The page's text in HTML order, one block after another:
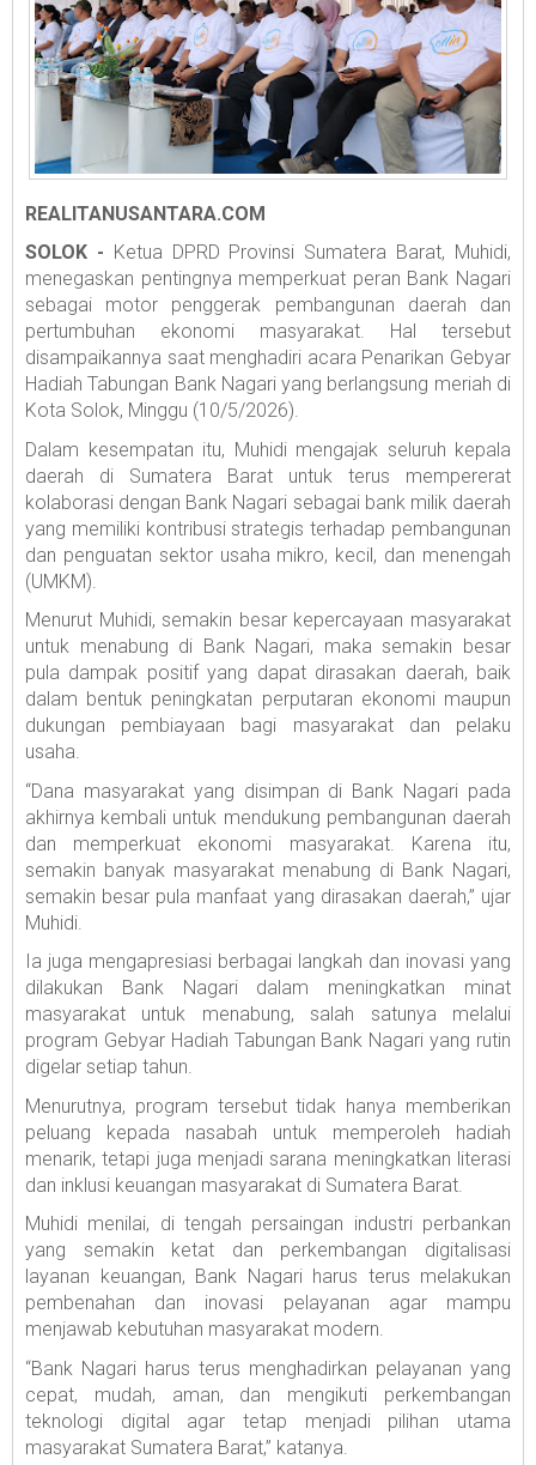
REALITANUSANTARA.COM
SOLOK - Ketua DPRD Provinsi Sumatera Barat, Muhidi,
menegaskan pentingnya memperkuat peran Bank Nagari
sebagai motor penggerak pembangunan daerah dan
pertumbuhan ekonomi masyarakat. Hal tersebut
disampaikannya saat menghadiri acara Penarikan Gebyar
Hadiah Tabungan Bank Nagari yang berlangsung meriah di
Kota Solok, Minggu (10/5/2026).
Dalam kesempatan itu, Muhidi mengajak seluruh kepala
daerah di Sumatera Barat untuk terus mempererat
kolaborasi dengan Bank Nagari sebagai bank milik daerah
yang memiliki kontribusi strategis terhadap pembangunan
dan penguatan sektor usaha mikro, kecil, dan menengah
(UMKM).
Menurut Muhidi, semakin besar kepercayaan masyarakat
untuk menabung di Bank Nagari, maka semakin besar
pula dampak positif yang dapat dirasakan daerah, baik
dalam bentuk peningkatan perputaran ekonomi maupun
dukungan pembiayaan bagi masyarakat dan pelaku
usaha.
“Dana masyarakat yang disimpan di Bank Nagari pada
akhirnya kembali untuk mendukung pembangunan daerah
dan memperkuat ekonomi masyarakat. Karena itu,
semakin banyak masyarakat menabung di Bank Nagari,
semakin besar pula manfaat yang dirasakan daerah,” ujar
Muhidi.
Ia juga mengapresiasi berbagai langkah dan inovasi yang
dilakukan Bank Nagari dalam meningkatkan minat
masyarakat untuk menabung, salah satunya melalui
program Gebyar Hadiah Tabungan Bank Nagari yang rutin
digelar setiap tahun.
Menurutnya, program tersebut tidak hanya memberikan
peluang kepada nasabah untuk memperoleh hadiah
menarik, tetapi juga menjadi sarana meningkatkan literasi
dan inklusi keuangan masyarakat di Sumatera Barat.
Muhidi menilai, di tengah persaingan industri perbankan
yang semakin ketat dan perkembangan digitalisasi
layanan keuangan, Bank Nagari harus terus melakukan
pembenahan dan inovasi pelayanan agar mampu
menjawab kebutuhan masyarakat modern.
“Bank Nagari harus terus menghadirkan pelayanan yang
cepat, mudah, aman, dan mengikuti perkembangan
teknologi digital agar tetap menjadi pilihan utama
masyarakat Sumatera Barat,” katanya.